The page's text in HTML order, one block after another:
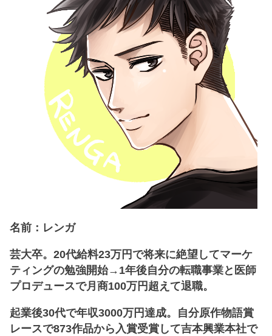
名前：レンガ
芸大卒。20代給料23万円で将来に絶望してマーケ
ティングの勉強開始→1年後自分の転職事業と医師
プロデュースで月商100万円超えて退職。
起業後30代で年収3000万円達成。自分原作物語賞
レースで873作品から入賞受賞して吉本興業本社で